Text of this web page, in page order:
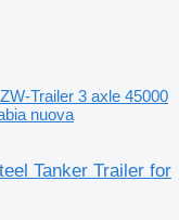
Trailer 3 axle 45000
nuova
Tanker Trailer for